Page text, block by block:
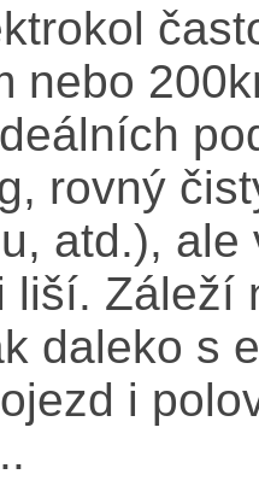
nebo
rovný
atd.),
liší. Záleží
daleko s
i